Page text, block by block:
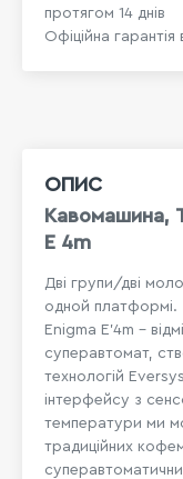
протягом 14 днів
Офіційна гарантія
ОПИС
Кавомашина,
E 4m
Дві групи/дві
одной платформі.
Enigma E'4m –
суперавтомат,
технологій
інтерфейсу з
температури ми
традиційних